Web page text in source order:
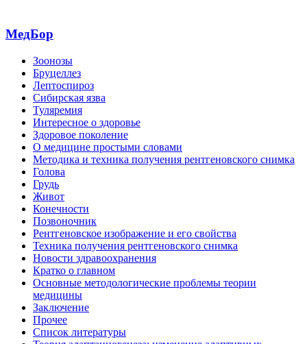
МедБор
Зоонозы
Бруцеллез
Лептоспироз
Сибирская язва
Туляремия
Интересное о здоровье
Здоровое поколение
О медицине простыми словами
Методика и техника получения рентгеновского снимка
Голова
Грудь
Живот
Конечности
Позвоночник
Рентгеновское изображение и его свойства
Техника получения рентгеновского снимка
Новости здравоохранения
Кратко о главном
Основные методологические проблемы теории
медицины
Заключение
Прочее
Список литературы